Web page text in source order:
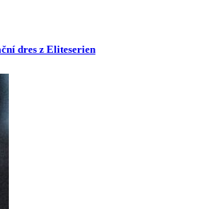
dres z Eliteserien